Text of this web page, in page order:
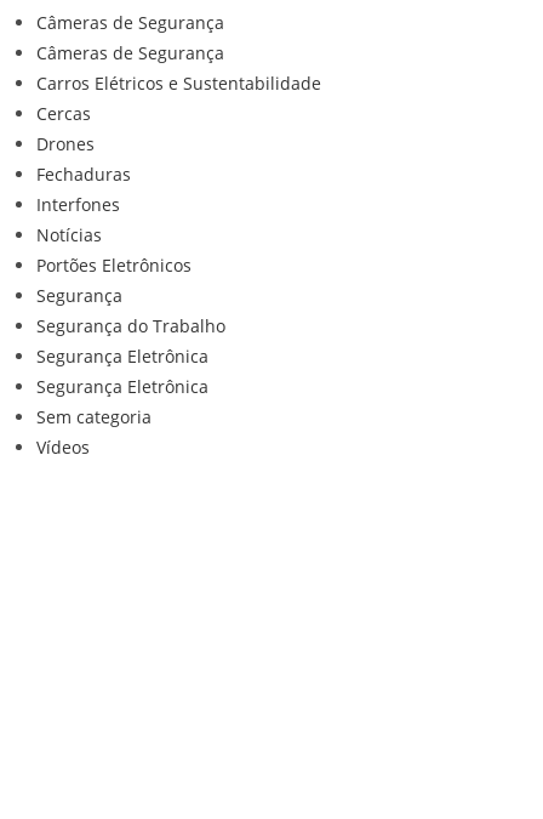
Câmeras de Segurança
Câmeras de Segurança
Carros Elétricos e Sustentabilidade
Cercas
Drones
Fechaduras
Interfones
Notícias
Portões Eletrônicos
Segurança
Segurança do Trabalho
Segurança Eletrônica
Segurança Eletrônica
Sem categoria
Vídeos